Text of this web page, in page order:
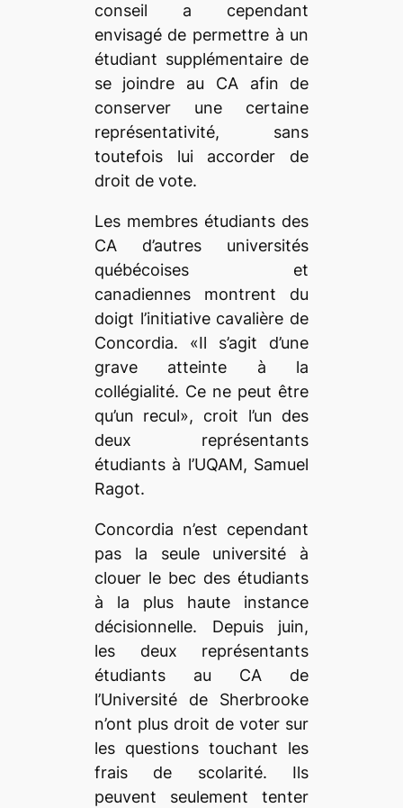
conseil a cependant
envisagé de permettre à un
étudiant supplémentaire de
se joindre au CA afin de
conserver une certaine
représentativité, sans
toutefois lui accorder de
droit de vote.
Les membres étudiants des
CA d’autres universités
québécoises et
canadiennes montrent du
doigt l’initiative cavalière de
Concordia. «Il s’agit d’une
grave atteinte à la
collégialité. Ce ne peut être
qu’un recul», croit l’un des
deux représentants
étudiants à l’UQAM, Samuel
Ragot.
Concordia n’est cependant
pas la seule université à
clouer le bec des étudiants
à la plus haute instance
décisionnelle. Depuis juin,
les deux représentants
étudiants au CA de
l’Université de Sherbrooke
n’ont plus droit de voter sur
les questions touchant les
frais de scolarité. Ils
peuvent seulement tenter